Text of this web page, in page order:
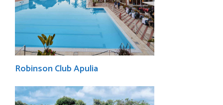
Robinson Club Apulia